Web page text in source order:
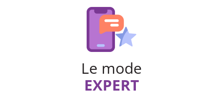
Le mode
EXPERT